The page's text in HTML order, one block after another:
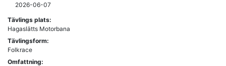
2026-06-07
Tävlings plats:
Hagaslätts Motorbana
Tävlingsform:
Folkrace
Omfattning: